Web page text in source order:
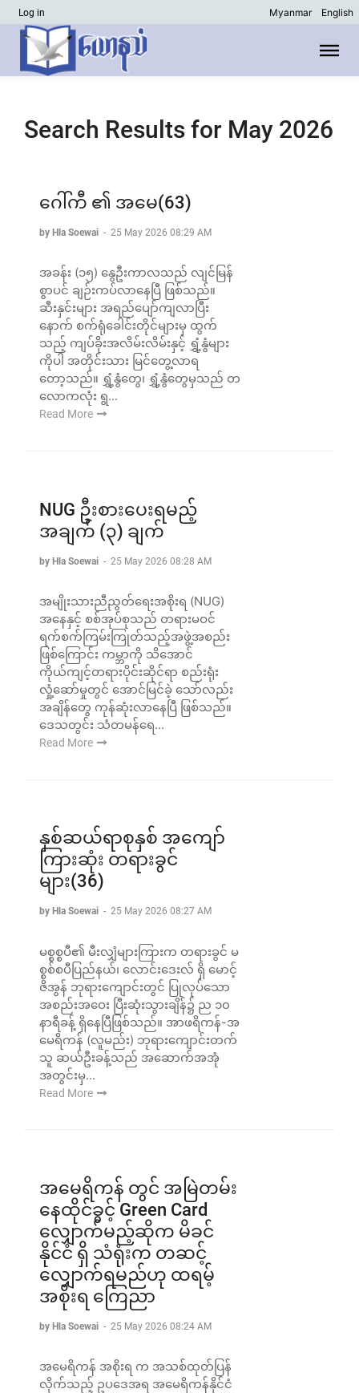
Log in Myanmar English
Search Results for May 2026
ဂေါ်ကီ ၏ အမေ(63)
by Hla Soewai - 25 May 2026 08:29 AM
အခန်း (၁၅) နွေဦးကာလသည် လျင်မြန်
စွာပင် ချဉ်းကပ်လာနေပြီ ဖြစ်သည်။
ဆီးနှင်းများ အရည်ပျော်ကျလာပြီး
နောက် စက်ရုံခေါင်းတိုင်များမှ ထွက်
သည့် ကျပ်ခိုးအလိမ်းလိမ်းနှင့် ရွှံ့နွံများ
ကိုပါ အတိုင်းသား မြင်တွေ့လာရ
တော့သည်။ ရွှံ့နွံတွေ၊ ရွှံ့နွံတွေမှသည် တ
လောကလုံး ရွ...
Read More
NUG ဦးစားပေးရမည့်
အချက် (၃) ချက်
by Hla Soewai - 25 May 2026 08:28 AM
အမျိုးသားညီညွတ်ရေးအစိုးရ (NUG)
အနေနှင့် စစ်အုပ်စုသည် တရားမဝင်
ရက်စက်ကြမ်းကြုတ်သည့်အဖွဲ့အစည်း
ဖြစ်ကြောင်း ကမ္ဘာကို သိအောင်
ကိုယ်ကျင့်တရားပိုင်းဆိုင်ရာ စည်းရုံး
လှုံ့ဆော်မှုတွင် အောင်မြင်ခဲ့ သော်လည်း
အချိန်တွေ ကုန်ဆုံးလာနေပြီ ဖြစ်သည်။
ဒေသတွင်း သံတမန်ရေ...
Read More
နှစ်ဆယ်ရာစုနှစ် အကျော်
ကြားဆုံး တရားခွင်
များ(36)
by Hla Soewai - 25 May 2026 08:27 AM
မစ္စစ္စပီ၏ မီးလျှံများကြားက တရားခွင် မ
စ္စစ်စပီပြည်နယ်၊ လောင်းဒေးလ် ရှိ မောင့်
ဇိအွန် ဘုရားကျောင်းတွင် ပြုလုပ်သော
အစည်းအဝေး ပြီးဆုံးသွားချိန်၌ ည ၁၀
နာရီခန့် ရှိနေပြီဖြစ်သည်။ အာဖရိကန်-အ
မေရိကန် (လူမည်း) ဘုရားကျောင်းတက်
သူ ဆယ်ဦးခန့်သည် အဆောက်အအုံ
အတွင်းမှ...
Read More
အမေရိကန် တွင် အမြဲတမ်း
နေထိုင်ခွင့် Green Card
လျှောက်မည့်ဆိုက မိခင်
နိုင်ငံ ရှိ သံရုံးက တဆင့်
လျှောက်ရမည်ဟု ထရမ့်
အစိုးရ ကြေညာ
by Hla Soewai - 25 May 2026 08:24 AM
အမေရိကန် အစိုးရ က အသစ်ထုတ်ပြန်
လိုက်သည့် ဥပဒေအရ အမေရိကန်နိုင်ငံ